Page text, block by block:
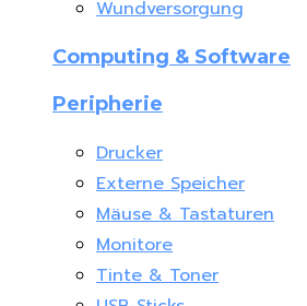
Wundversorgung
Computing & Software
Peripherie
Drucker
Externe Speicher
Mäuse & Tastaturen
Monitore
Tinte & Toner